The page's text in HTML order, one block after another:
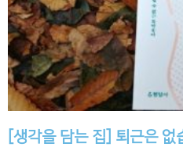
[생각을 담는 집] 퇴근은 없